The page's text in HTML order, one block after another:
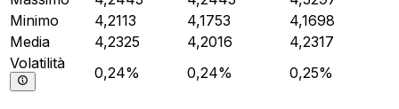
Minimo
4,2113 4,1753
4,1698
Media
4,2325 4,2016
4,2317
Volatilità
0,24% 0,24% 0,25%